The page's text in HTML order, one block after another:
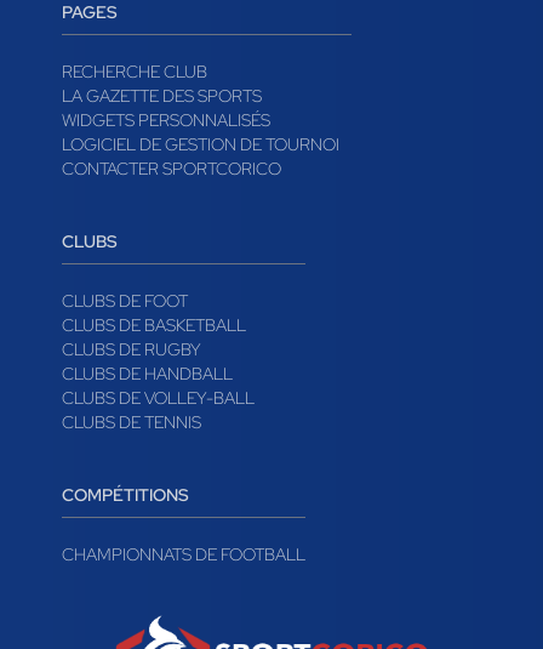
PAGES
RECHERCHE CLUB
LA GAZETTE DES SPORTS
WIDGETS PERSONNALISÉS
LOGICIEL DE GESTION DE TOURNOI
CONTACTER SPORTCORICO
CLUBS
CLUBS DE FOOT
CLUBS DE BASKETBALL
CLUBS DE RUGBY
CLUBS DE HANDBALL
CLUBS DE VOLLEY-BALL
CLUBS DE TENNIS
COMPÉTITIONS
CHAMPIONNATS DE FOOTBALL